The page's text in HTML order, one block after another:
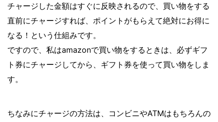
チャージした金額はすぐに反映されるので、買い物をする
直前にチャージすれば、ポイントがもらえて絶対にお得に
なる！という仕組みです。
ですので、私はamazonで買い物をするときは、必ずギフ
ト券にチャージしてから、ギフト券を使って買い物をしま
す。
ちなみにチャージの方法は、コンビニやATMはもちろんの